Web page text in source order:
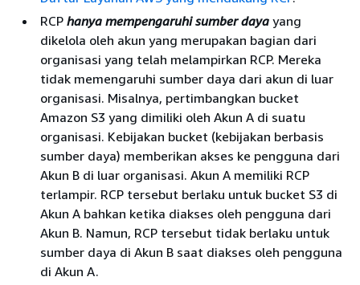
RCP hanya mempengaruhi sumber daya yang
dikelola oleh akun yang merupakan bagian dari
organisasi yang telah melampirkan RCP. Mereka
tidak memengaruhi sumber daya dari akun di luar
organisasi. Misalnya, pertimbangkan bucket
Amazon S3 yang dimiliki oleh Akun A di suatu
organisasi. Kebijakan bucket (kebijakan berbasis
sumber daya) memberikan akses ke pengguna dari
Akun B di luar organisasi. Akun A memiliki RCP
terlampir. RCP tersebut berlaku untuk bucket S3 di
Akun A bahkan ketika diakses oleh pengguna dari
Akun B. Namun, RCP tersebut tidak berlaku untuk
sumber daya di Akun B saat diakses oleh pengguna
di Akun A.